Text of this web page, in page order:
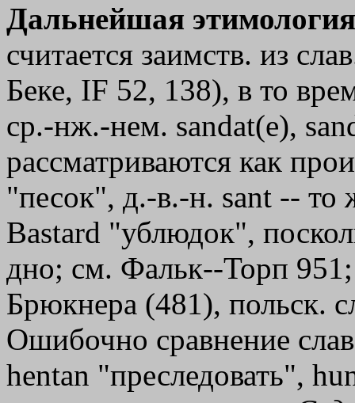
Дальнейшая
считается заимств. из
Беке, IF 52, 138), в то
ср.-нж.-нем. sandat(e),
рассматриваются как
"песок", д.-в.-н. sant -- то
Ваstаrd "ублюдок",
дно; см. Фальк--Торп
Брюкнера (481), польск.
Ошибочно сравнение
hentan "преследовать",